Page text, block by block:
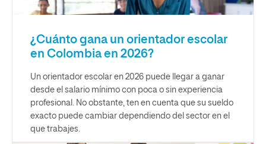
¿Cuánto gana un orientador escolar
en Colombia en 2026?
Un orientador escolar en 2026 puede llegar a ganar
desde el salario mínimo con poca o sin experiencia
profesional. No obstante, ten en cuenta que su sueldo
exacto puede cambiar dependiendo del sector en el
que trabajes.